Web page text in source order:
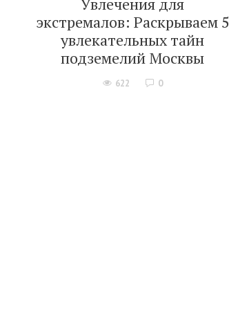
экстремалов: Раскрываем 5
увлекательных тайн
подземелий Москвы
622 0